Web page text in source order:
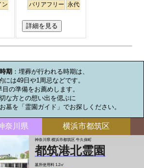
ン 駅から徒歩 明るい
バリアフリー 永代供養
詳細を見る
期：埋葬が行われる時期は、
には49日や1周忌などです。
目の準備をお薦めします。
な方との想い出を偲ぶに
墓を「霊園ガイド」でお探しください。
奈川県 横浜市都筑区
神奈川県 横浜市都筑区 牛久保町
都筑港北霊園
墓所使用料 1.2㎡